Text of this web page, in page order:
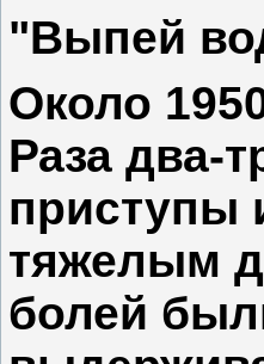
"Выпей
Около
Раза два-
приступы
тяжелым
болей